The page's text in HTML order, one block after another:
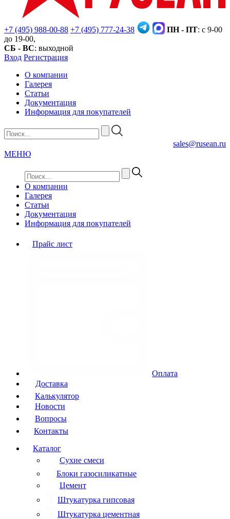
+7 (495) 988-00-88 +7 (495) 777-24-38 ПН - ПТ: с 9-00
до 19-00,
СБ - ВС: выходной
Вход Регистрация
О компании
Галерея
Статьи
Документация
Информация для покупателей
sales@rusean.ru
МЕНЮ
О компании
Галерея
Статьи
Документация
Информация для покупателей
Прайс лист
Оплата
Доставка
Калькулятор
Новости
Вопросы
Контакты
Каталог
Сухие смеси
Блоки газосиликатные
Цемент
Штукатурка гипсовая
Штукатурка цементная